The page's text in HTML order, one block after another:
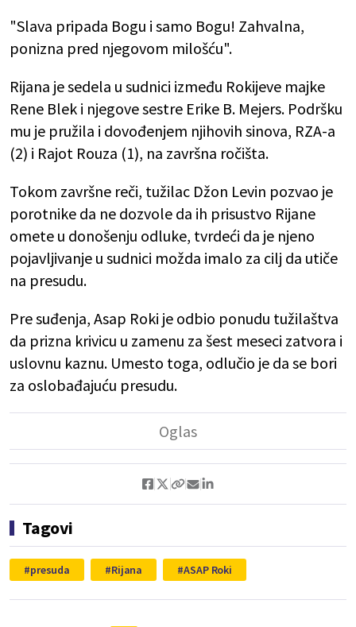
"Slava pripada Bogu i samo Bogu! Zahvalna,
ponizna pred njegovom milošću".
Rijana je sedela u sudnici između Rokijeve majke
Rene Blek i njegove sestre Erike B. Mejers. Podršku
mu je pružila i dovođenjem njihovih sinova, RZA-a
(2) i Rajot Rouza (1), na završna ročišta.
Tokom završne reči, tužilac Džon Levin pozvao je
porotnike da ne dozvole da ih prisustvo Rijane
omete u donošenju odluke, tvrdeći da je njeno
pojavljivanje u sudnici možda imalo za cilj da utiče
na presudu.
Pre suđenja, Asap Roki je odbio ponudu tužilaštva
da prizna krivicu u zamenu za šest meseci zatvora i
uslovnu kaznu. Umesto toga, odlučio je da se bori
za oslobađajuću presudu.
Tagovi
presuda Rijana ASAP Roki